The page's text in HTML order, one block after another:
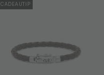
CADEAUTIP